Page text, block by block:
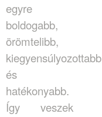
egyre
boldogabb,
örömtelibb,
kiegyensúlyozottabb
és
hatékonyabb.
Így veszek